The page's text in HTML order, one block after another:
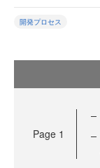
開発プロセス
Page 1